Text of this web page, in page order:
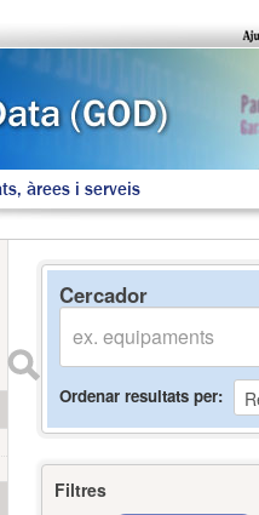
àrees i serveis
Cercador
Ordenar resultats per
Filtres